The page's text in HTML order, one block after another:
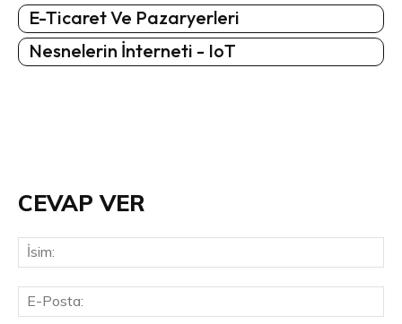
E-Ticaret Ve Pazaryerleri
Nesnelerin İnterneti - IoT
CEVAP VER